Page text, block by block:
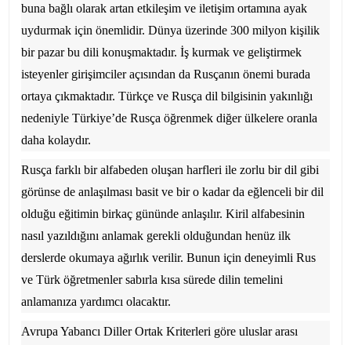
buna bağlı olarak artan etkileşim ve iletişim ortamına ayak
uydurmak için önemlidir. Dünya üzerinde 300 milyon kişilik
bir pazar bu dili konuşmaktadır. İş kurmak ve geliştirmek
isteyenler girişimciler açısından da Rusçanın önemi burada
ortaya çıkmaktadır. Türkçe ve Rusça dil bilgisinin yakınlığı
nedeniyle Türkiye’de Rusça öğrenmek diğer ülkelere oranla
daha kolaydır.
Rusça farklı bir alfabeden oluşan harfleri ile zorlu bir dil gibi
görünse de anlaşılması basit ve bir o kadar da eğlenceli bir dil
olduğu eğitimin birkaç gününde anlaşılır. Kiril alfabesinin
nasıl yazıldığını anlamak gerekli olduğundan henüz ilk
derslerde okumaya ağırlık verilir. Bunun için deneyimli Rus
ve Türk öğretmenler sabırla kısa sürede dilin temelini
anlamanıza yardımcı olacaktır.
Avrupa Yabancı Diller Ortak Kriterleri göre uluslar arası